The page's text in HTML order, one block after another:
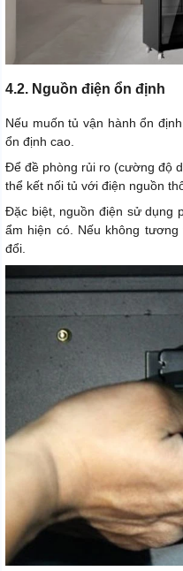
4.2. Nguồn điện ổn định
Nếu muốn tủ vận hành ổn
ổn định cao.
Để đề phòng rủi ro (cường độ
thể kết nối tủ với điện nguồn
Đặc biệt, nguồn điện sử dụng
ẩm hiện có. Nếu không
đổi.